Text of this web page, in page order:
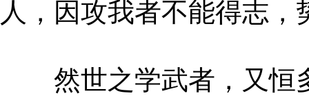
人，因攻我者不能得志
然世之学武者，又恒